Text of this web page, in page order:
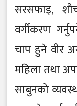
सरसफाइ,
वर्गीकरण
चाप हुने वीर
महिला तथा
साबुनको